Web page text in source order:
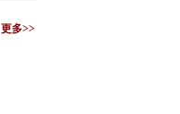
更多>>